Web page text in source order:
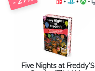
+ + +
Five Nights at Freddy'S